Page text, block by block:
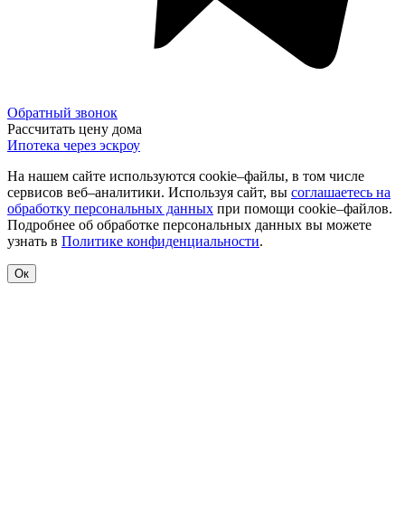
Обратный звонок
Рассчитать цену дома
Ипотека через эскроу
На нашем сайте используются cookie–файлы, в том числе
сервисов веб–аналитики. Используя сайт, вы соглашаетесь на
обработку персональных данных при помощи cookie–файлов.
Подробнее об обработке персональных данных вы можете
узнать в Политике конфиденциальности.
Ок